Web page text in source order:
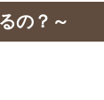
の？～